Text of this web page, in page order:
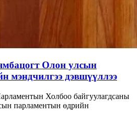
Олон улсын
мэндчилгээ дэвшүүллээ
Холбоо байгуулагдсаны
парламентын өдрийн